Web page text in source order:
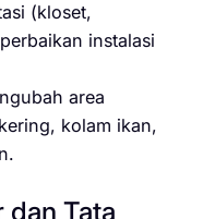
(kloset,
instalasi
area
kolam ikan,
dan Tata